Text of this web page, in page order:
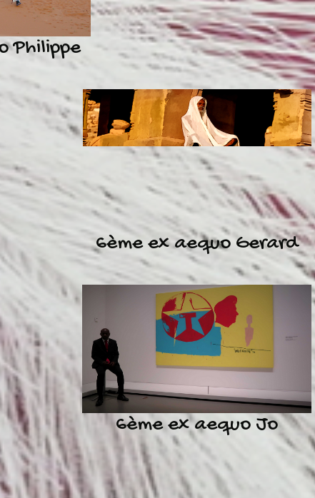
Philippe
6ème ex aequo Gerard
6ème ex aequo Jo